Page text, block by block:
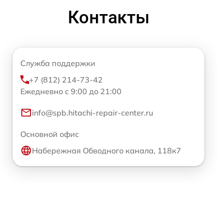
Контакты
Служба поддержки
+7 (812) 214-73-42
Ежедневно с 9:00 до 21:00
info@spb.hitachi-repair-center.ru
Основной офис
Набережная Обводного канала, 118к7